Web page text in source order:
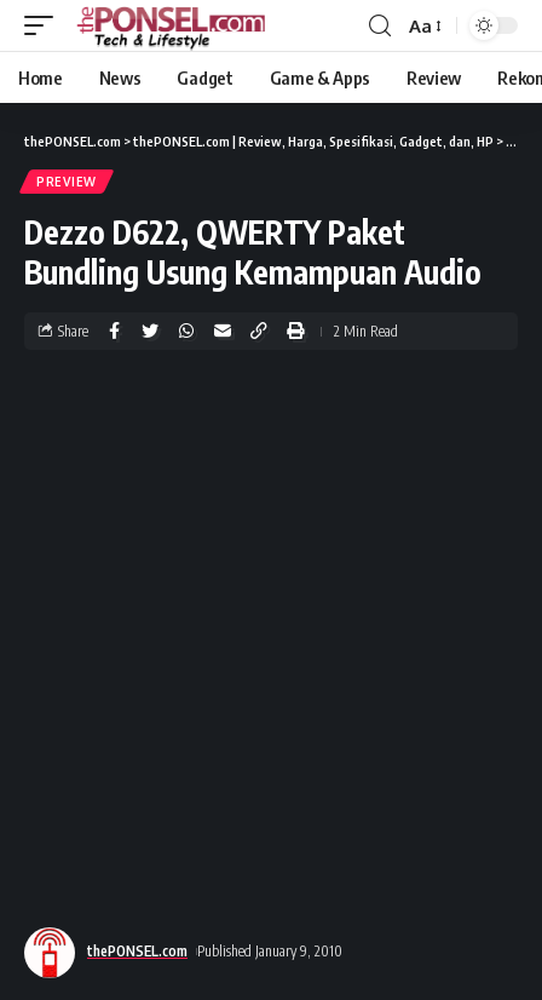
Aa
Home News Gadget Game & Apps Review
thePONSEL.com >thePONSEL.com | Review, Harga, Spesifikasi, Gadget, dan, HP >
PREVIEW
Dezzo D622, QWERTY Paket
Bundling Usung Kemampuan Audio
thePONSEL.com Published January 9, 2010
Share 2 Min Read